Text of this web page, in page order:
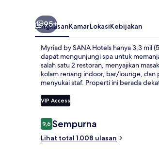
95+
RingkasanKamarLokasiKebijakan
Myriad by SANA Hotels hanya 3,3 mil
dapat mengunjungi spa untuk
salah satu 2 restoran, menyajikan
kolam renang indoor, bar/lounge, dan
menyukai staf. Properti ini berada
VIP Access
Ulasan
9,69,6 dari 10
Sempurna
Lihat total 1.008 ulasan